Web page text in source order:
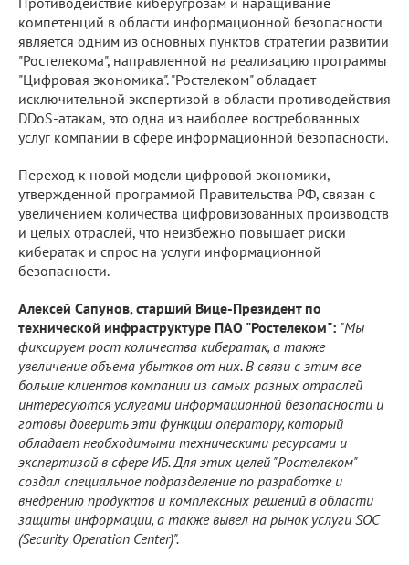
компетенций в области информационной безопасности
является одним из основных пунктов стратегии развитии
"Ростелекома", направленной на реализацию программы
"Цифровая экономика". "Ростелеком" обладает
исключительной экспертизой в области противодействия
DDoS-атакам, это одна из наиболее востребованных
услуг компании в сфере информационной безопасности.
Переход к новой модели цифровой экономики,
утвержденной программой Правительства РФ, связан с
увеличением количества цифровизованных производств
и целых отраслей, что неизбежно повышает риски
кибератак и спрос на услуги информационной
безопасности.
Алексей Сапунов, cтарший Вице-Президент по
технической инфраструктуре ПАО "Ростелеком": "Мы
фиксируем рост количества кибератак, а также
увеличение объема убытков от них. В связи с этим все
больше клиентов компании из самых разных отраслей
интересуются услугами информационной безопасности и
готовы доверить эти функции оператору, который
обладает необходимыми техническими ресурсами и
экспертизой в сфере ИБ. Для этих целей "Ростелеком"
создал специальное подразделение по разработке и
внедрению продуктов и комплексных решений в области
защиты информации, а также вывел на рынок услуги SOC
(Security Operation Center)".